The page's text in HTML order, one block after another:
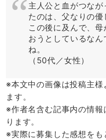
主人公と血がつな
たのは、父なりの優
この後に及んで、
おうとしているな
ね。
（50代／女性）
※本文中の画像は投稿主
ます。
※作者名含む記事内の情
ります。
※実際に募集した感想をも